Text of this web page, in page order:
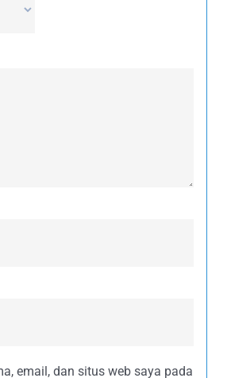
email, dan situs web saya pada